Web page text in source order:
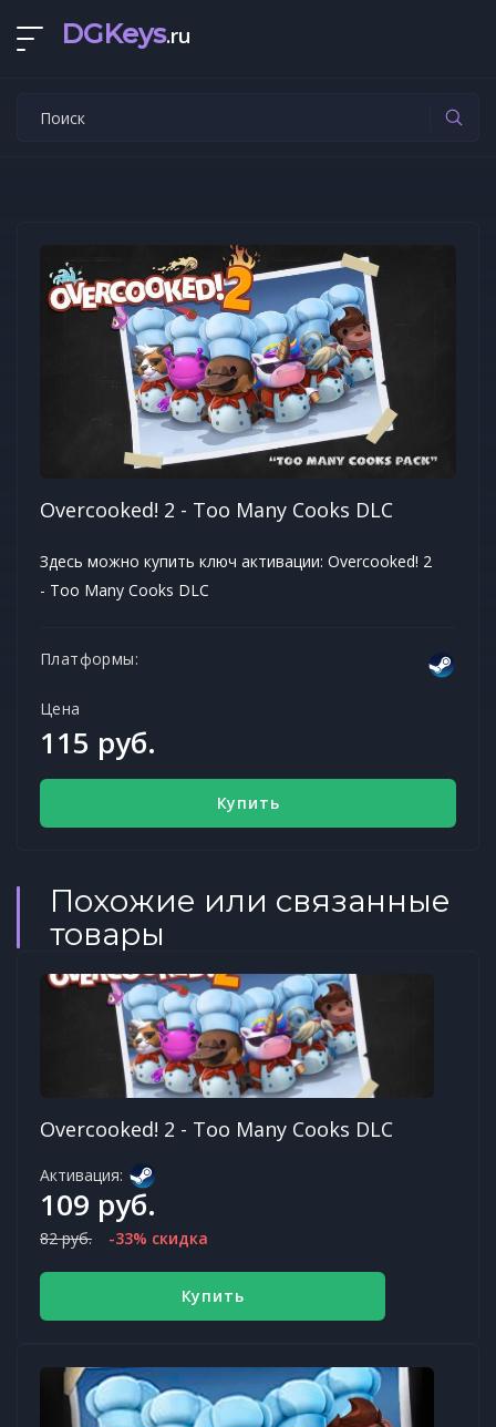
DGKeys.ru
Overcooked! 2 - Too Many Cooks DLC
Здесь можно купить ключ активации: Overcooked! 2
- Too Many Cooks DLC
Платформы:
Цена
115 руб.
Купить
Похожие или связанные
товары
Overcooked! 2 - Too Many Cooks DLC
Активация:
109 руб.
82 руб. -33% скидка
Купить